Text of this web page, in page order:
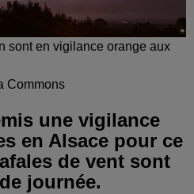
sont en vigilance orange aux
Commons
une vigilance
en Alsace pour ce
de vent sont
journée.